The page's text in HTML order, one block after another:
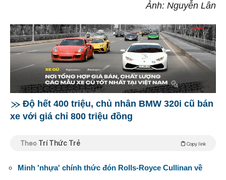
Ảnh: Nguyễn Lân
Độ hết 400 triệu, chủ nhân BMW 320i cũ bán
xe với giá chỉ 800 triệu đồng
Theo Trí Thức Trẻ Copy link
Minh 'nhựa' chính thức đón Rolls-Royce Cullinan về